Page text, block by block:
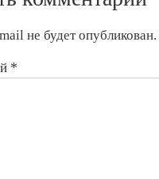
не будет опубликован.
*